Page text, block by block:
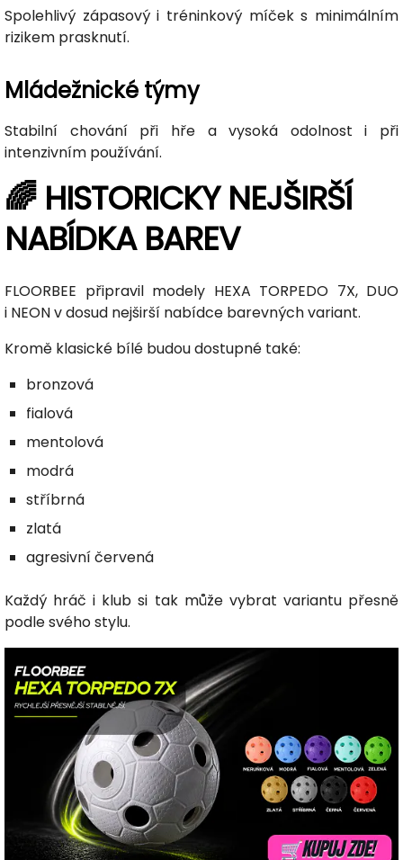
Spolehlivý zápasový i tréninkový míček s minimálním
rizikem prasknutí.
Mládežnické týmy
Stabilní chování při hře a vysoká odolnost i při
intenzivním používání.
🌈 HISTORICKY NEJŠIRŠÍ
NABÍDKA BAREV
FLOORBEE připravil modely HEXA TORPEDO 7X, DUO
i NEON v dosud nejširší nabídce barevných variant.
Kromě klasické bílé budou dostupné také:
bronzová
fialová
mentolová
modrá
stříbrná
zlatá
agresivní červená
Každý hráč i klub si tak může vybrat variantu přesně
podle svého stylu.